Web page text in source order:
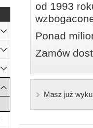
od 1993
Ponad
Zamów
Masz już